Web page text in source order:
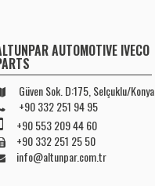
AUTOMOTIVE IVECO
Güven Sok. D:175, Selçuklu/Konya
+90 332 251 94 95
+90 553 209 44 60
+90 332 251 25 50
info@altunpar.com.tr